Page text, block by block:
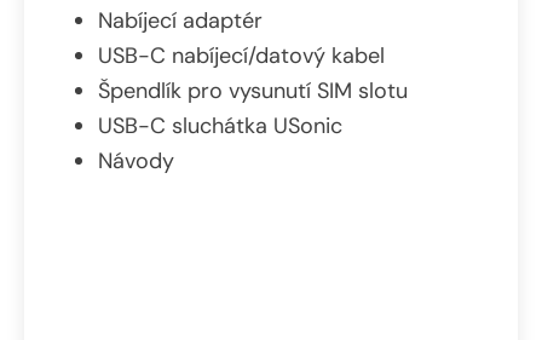
Nabíjecí adaptér
USB-C nabíjecí/datový kabel
Špendlík pro vysunutí SIM slotu
USB-C sluchátka USonic
Návody